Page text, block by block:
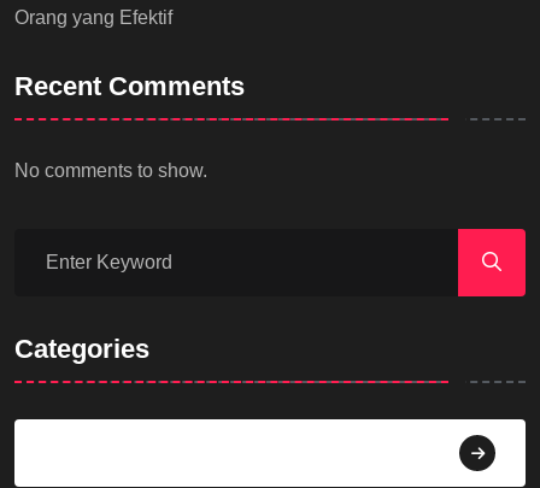
Orang yang Efektif
Recent Comments
No comments to show.
Categories